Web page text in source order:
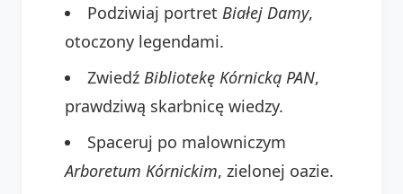
Podziwiaj portret Białej Damy,
otoczony legendami.
Zwiedź Bibliotekę Kórnicką PAN,
prawdziwą skarbnicę wiedzy.
Spaceruj po malowniczym
Arboretum Kórnickim, zielonej oazie.